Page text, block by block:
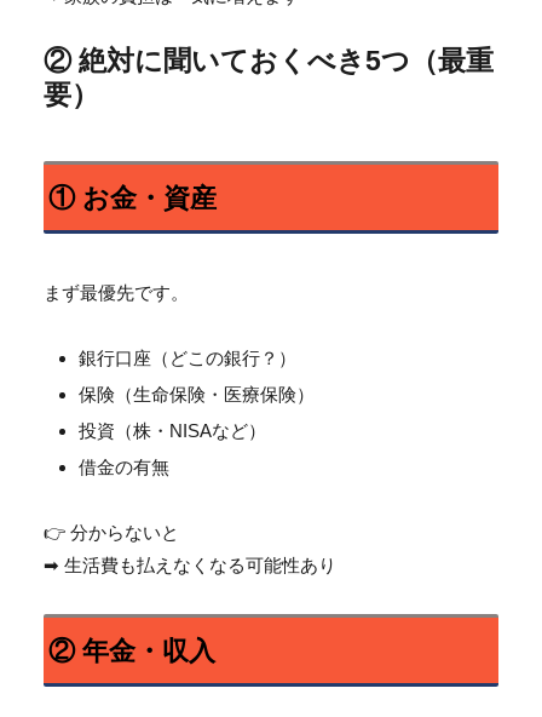
② 絶対に聞いておくべき5つ（最重
要）
① お金・資産
まず最優先です。
銀行口座（どこの銀行？）
保険（生命保険・医療保険）
投資（株・NISAなど）
借金の有無
👉 分からないと
➡ 生活費も払えなくなる可能性あり
② 年金・収入